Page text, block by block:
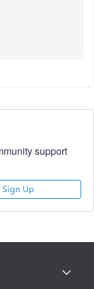
support
Sign Up